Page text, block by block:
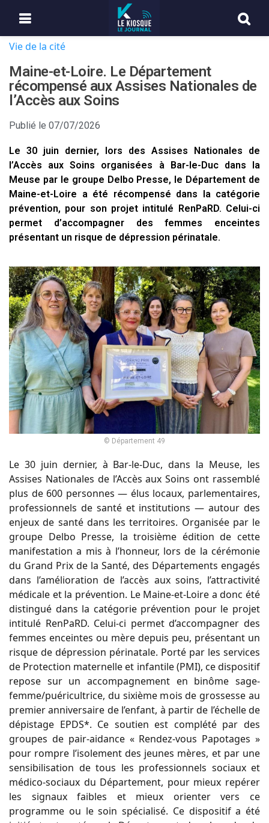
Vie de la cité
Maine-et-Loire. Le Département
récompensé aux Assises Nationales de
l’Accès aux Soins
Publié le 07/07/2026
Le 30 juin dernier, lors des Assises Nationales de
l’Accès aux Soins organisées à Bar-le-Duc dans la
Meuse par le groupe Delbo Presse, le Département de
Maine-et-Loire a été récompensé dans la catégorie
prévention, pour son projet intitulé RenPaRD. Celui-ci
permet d’accompagner des femmes enceintes
présentant un risque de dépression périnatale.
© Département 49
Le 30 juin dernier, à Bar-le-Duc, dans la Meuse, les
Assises Nationales de l’Accès aux Soins ont rassemblé
plus de 600 personnes — élus locaux, parlementaires,
professionnels de santé et institutions — autour des
enjeux de santé dans les territoires. Organisée par le
groupe Delbo Presse, la troisième édition de cette
manifestation a mis à l’honneur, lors de la cérémonie
du Grand Prix de la Santé, des Départements engagés
dans l’amélioration de l’accès aux soins, l’attractivité
médicale et la prévention. Le Maine-et-Loire a donc été
distingué dans la catégorie prévention pour le projet
intitulé RenPaRD. Celui-ci permet d’accompagner des
femmes enceintes ou mère depuis peu, présentant un
risque de dépression périnatale. Porté par les services
de Protection maternelle et infantile (PMI), ce dispositif
repose sur un accompagnement en binôme sage-
femme/puéricultrice, du sixième mois de grossesse au
premier anniversaire de l’enfant, à partir de l’échelle de
dépistage EPDS*. Ce soutien est complété par des
groupes de pair-aidance « Rendez-vous Papotages »
pour rompre l’isolement des jeunes mères, et par une
sensibilisation de tous les professionnels sociaux et
médico-sociaux du Département, pour mieux repérer
les signaux faibles et mieux orienter vers ce
programme ou le soin spécialisé. Ce dispositif a été